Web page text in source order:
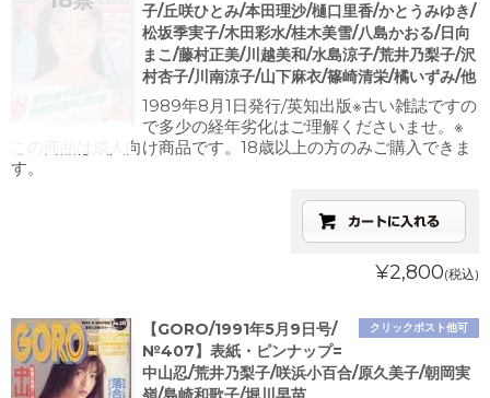
子/丘咲ひとみ/本田理沙/樋口里香/かとうみゆき/
松坂季実子/木田彩水/桂木美雪/八島かおる/日向
まこ/藤村正美/川越美和/水島涼子/荒井乃梨子/沢
村杏子/川南涼子/山下麻衣/篠崎清栄/橘いずみ/他
1989年8月1日発行/英知出版※古い雑誌ですの
で多少の経年劣化はご理解くださいませ。※
この商品は成人向け商品です。18歳以上の方のみご購入できま
す。
¥2,800(税込)
クリックポスト他可
【GORO/1991年5月9日号/
№407】表紙・ピンナップ=
中山忍/荒井乃梨子/咲浜小百合/原久美子/朝岡実